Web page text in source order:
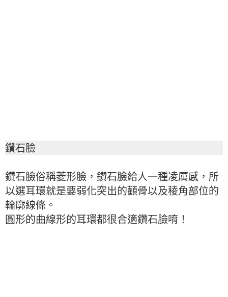
鑽石臉
鑽石臉俗稱菱形臉，鑽石臉給人一種凌厲感，所
以選耳環就是要弱化突出的顴骨以及稜角部位的
輪廓線條。
圓形的曲線形的耳環都很合適鑽石臉唷！